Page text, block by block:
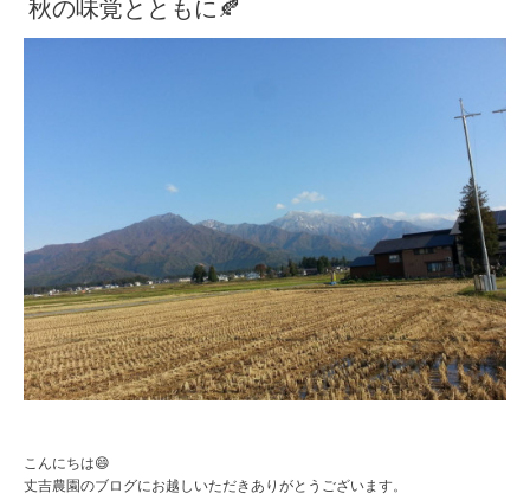
秋の味覚とともに🍂
こんにちは😄
丈吉農園のブログにお越しいただきありがとうございます。